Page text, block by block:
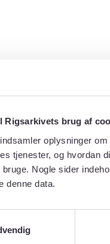
Rigsarkivets brug af
oplysninger
tjenester, og hvordan
bruge. Nogle sider
denne data.